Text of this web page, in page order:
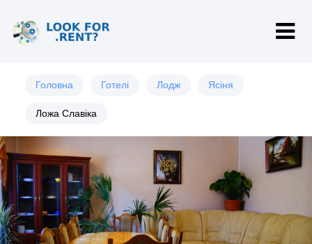
Головна Готелі Лодж Ясіня
Ложа Славіка